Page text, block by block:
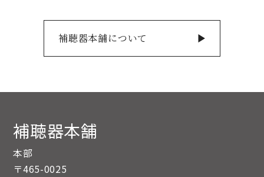
補聴器本舗について
補聴器本舗
本部
〒465-0025